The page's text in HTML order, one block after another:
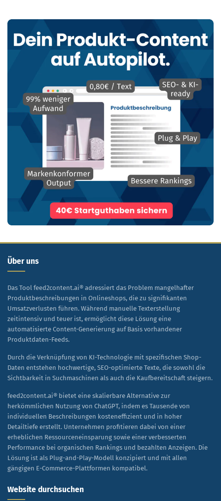
Über uns
Das Tool feed2content.ai® adressiert das Problem mangelhafter
Produktbeschreibungen in Onlineshops, die zu signifikanten
Umsatzverlusten führen. Während manuelle Texterstellung
zeitintensiv und teuer ist, ermöglicht diese Lösung eine
automatisierte Content-Generierung auf Basis vorhandener
Produktdaten-Feeds.
Durch die Verknüpfung von KI-Technologie mit spezifischen Shop-
Daten entstehen hochwertige, SEO-optimierte Texte, die sowohl die
Sichtbarkeit in Suchmaschinen als auch die Kaufbereitschaft steigern.
feed2content.ai® bietet eine skalierbare Alternative zur
herkömmlichen Nutzung von ChatGPT, indem es Tausende von
individuellen Beschreibungen kosteneffizient und in hoher
Detailtiefe erstellt. Unternehmen profitieren dabei von einer
erheblichen Ressourceneinsparung sowie einer verbesserten
Performance bei organischen Rankings und bezahlten Anzeigen. Die
Lösung ist als Plug-and-Play-Modell konzipiert und mit allen
gängigen E-Commerce-Plattformen kompatibel.
Website durchsuchen